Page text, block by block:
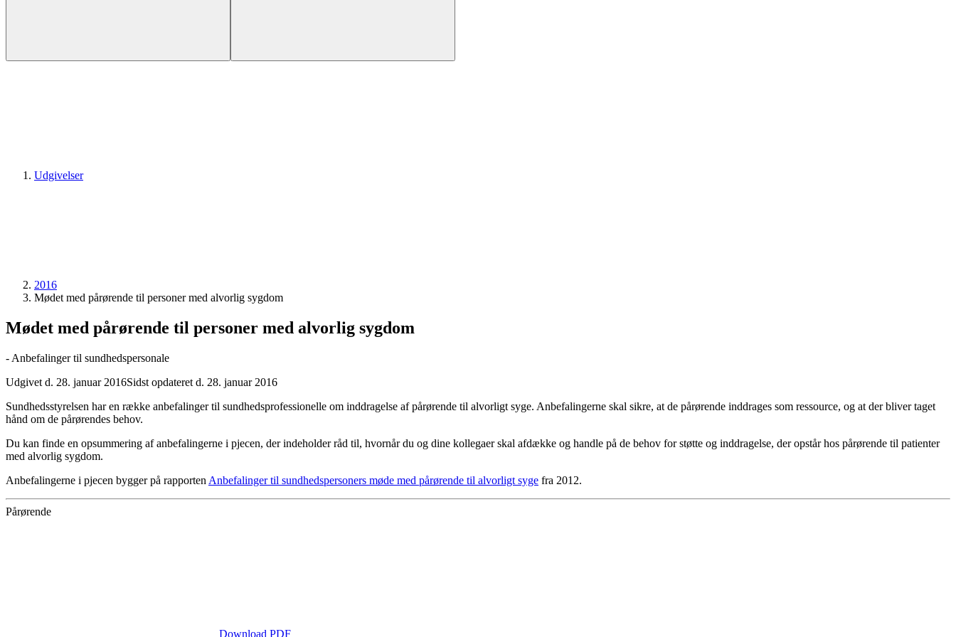
Udgivelser
2016
Mødet med pårørende til personer med alvorlig sygdom
Mødet med pårørende til personer med alvorlig sygdom
- Anbefalinger til sundhedspersonale
Udgivet d. 28. januar 2016Sidst opdateret d. 28. januar 2016
Sundhedsstyrelsen har en række anbefalinger til sundhedsprofessionelle om inddragelse af pårørende til alvorligt syge. Anbefalingerne skal sikre, at de pårørende inddrages som ressource, og at der bliver taget
hånd om de pårørendes behov.
Du kan finde en opsummering af anbefalingerne i pjecen, der indeholder råd til, hvornår du og dine kollegaer skal afdække og handle på de behov for støtte og inddragelse, der opstår hos pårørende til patienter
med alvorlig sygdom.
Anbefalingerne i pjecen bygger på rapporten Anbefalinger til sundhedspersoners møde med pårørende til alvorligt syge fra 2012.
Pårørende
Download PDF